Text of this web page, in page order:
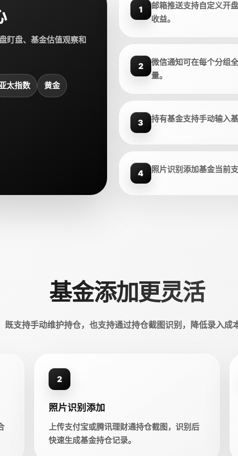
盯盘、基金估值观察和
太指数 黄金
1
邮箱推送支持自定义开
收益。
2
微信通知可在每个分组
量。
3 持有基金支持手动输入
4 照片识别添加基金当前
基金添加更灵活
既支持手动维护持仓，也支持通过持仓截图识别，降低录入成
2
照片识别添加
上传支付宝或腾讯理财通持仓截图，识别后
快速生成基金持仓记录。